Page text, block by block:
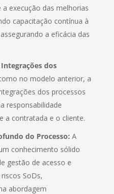
execução das melhorias
capacitação contínua à
a eficácia das
dos
no modelo anterior, a
dos processos
responsabilidade
a contratada e o cliente.
do Processo: A
conhecimento sólido
gestão de acesso e
SoDs,
abordagem